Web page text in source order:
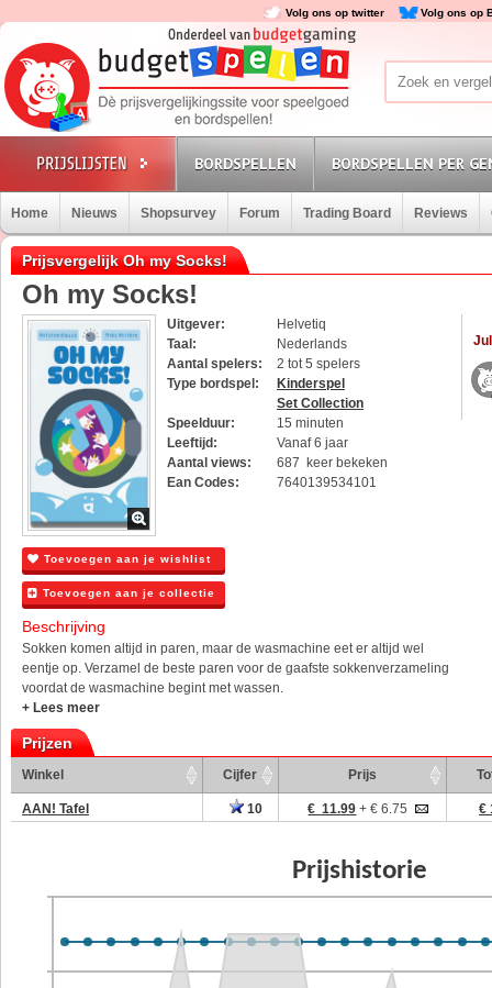
Volg ons op twitter Volg ons op
BORDSPELLEN BORDSPELLEN PER
Home Nieuws Shopsurvey Forum Trading Board Reviews
Prijsvergelijk Oh my Socks!
Oh my Socks!
Uitgever:
Helvetiq
Taal:
Nederlands
Aantal spelers:
2 tot 5 spelers
Type bordspel:
Kinderspel
Set Collection
Speelduur:
15 minuten
Leeftijd:
Vanaf 6 jaar
Aantal views:
687 keer bekeken
Ean Codes:
7640139534101
Toevoegen aan je wishlist
Toevoegen aan je collectie
Beschrijving
Sokken komen altijd in paren, maar de wasmachine eet er altijd wel
eentje op. Verzamel de beste paren voor de gaafste sokkenverzameling
voordat de wasmachine begint met wassen.
+ Lees meer
Prijzen
Winkel Cijfer Prijs
AAN! Tafel 10 € 11.99 + € 6.75 €